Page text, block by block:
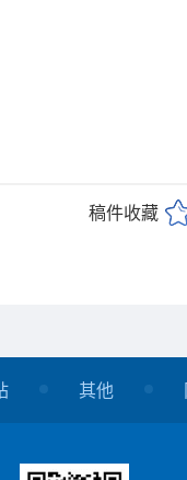
稿件收藏
其他